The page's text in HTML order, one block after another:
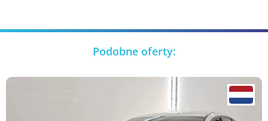
Podobne oferty: